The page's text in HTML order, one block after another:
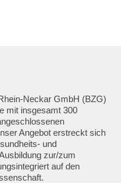
Neckar GmbH (BZG)
mit insgesamt 300
Angebot erstreckt sich
und
zur/zum
auf den